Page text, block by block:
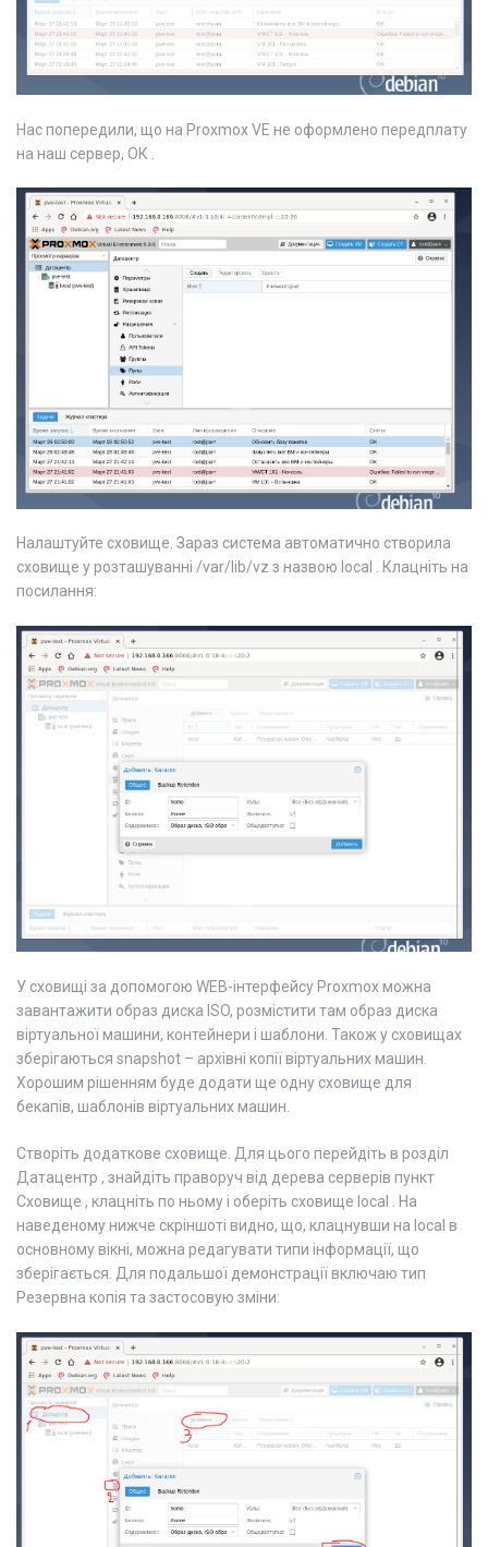
Нас попередили, що на Proxmox VE не оформлено передплату
на наш сервер, ОК .
Налаштуйте сховище. Зараз система автоматично створила
сховище у розташуванні /var/lib/vz з назвою local . Клацніть на
посилання:
У сховищі за допомогою WEB-інтерфейсу Proxmox можна
завантажити образ диска ISO, розмістити там образ диска
віртуальної машини, контейнери і шаблони. Також у сховищах
зберігаються snapshot – архівні копії віртуальних машин.
Хорошим рішенням буде додати ще одну сховище для
бекапів, шаблонів віртуальних машин.
Створіть додаткове сховище. Для цього перейдіть в розділ
Датацентр , знайдіть праворуч від дерева серверів пункт
Сховище , клацніть по ньому і оберіть сховище local . На
наведеному нижче скріншоті видно, що, клацнувши на local в
основному вікні, можна редагувати типи інформації, що
зберігається. Для подальшої демонстрації включаю тип
Резервна копія та застосовую зміни: